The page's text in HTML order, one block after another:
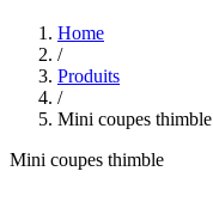
Home
/
Produits
/
Mini coupes thimble
Mini coupes thimble